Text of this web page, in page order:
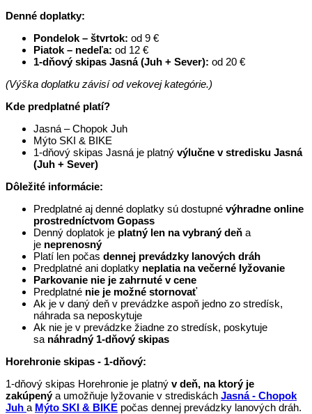
Denné doplatky:
Pondelok – štvrtok: od 9 €
Piatok – nedeľa: od 12 €
1-dňový skipas Jasná (Juh + Sever): od 20 €
(Výška doplatku závisí od vekovej kategórie.)
Kde predplatné platí?
Jasná – Chopok Juh
Mýto SKI & BIKE
1-dňový skipas Jasná je platný výlučne v stredisku Jasná
(Juh + Sever)
Dôležité informácie:
Predplatné aj denné doplatky sú dostupné výhradne online
prostredníctvom Gopass
Denný doplatok je platný len na vybraný deň a
je neprenosný
Platí len počas dennej prevádzky lanových dráh
Predplatné ani doplatky neplatia na večerné lyžovanie
Parkovanie nie je zahrnuté v cene
Predplatné nie je možné stornovať
Ak je v daný deň v prevádzke aspoň jedno zo stredísk,
náhrada sa neposkytuje
Ak nie je v prevádzke žiadne zo stredísk, poskytuje
sa náhradný 1-dňový skipas
Horehronie skipas - 1-dňový:
1-dňový skipas Horehronie je platný v deň, na ktorý je
zakúpenýa umožňuje lyžovanie v strediskách Jasná - Chopok
Juh a Mýto SKI & BIKE počas dennej prevádzky lanových dráh.